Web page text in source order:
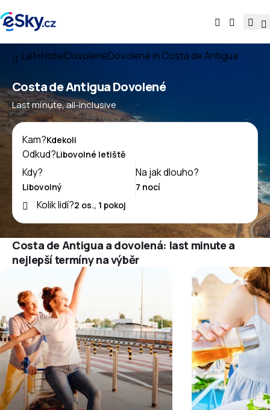
Let+HotelDovolenéDovolené in Costa de Antigua
Costa de Antigua Dovolené
Last minute, all-inclusive
Kam?
Odkud?
Kdy?
Na jak dlouho?
Kolik lidí?
Costa de Antigua a dovolená: last minute a
nejlepší termíny na výběr